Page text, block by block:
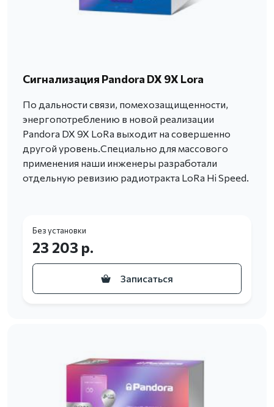
Сигнализация Pandora DX 9X Lora
По дальности связи, помехозащищенности,
энергопотреблению в новой реализации
Pandora DX 9X LoRa выходит на совершенно
другой уровень.Специально для массового
применения наши инженеры разработали
отдельную ревизию радиотракта LoRa Hi Speed.
Без установки
23 203 р.
Записаться